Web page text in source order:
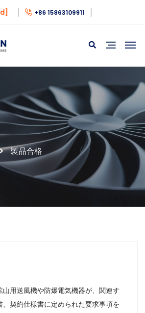
+86 15863109911
製品合格
山用送風機や防爆電気機器が、関連す
、契約仕様書に定められた要求事項を